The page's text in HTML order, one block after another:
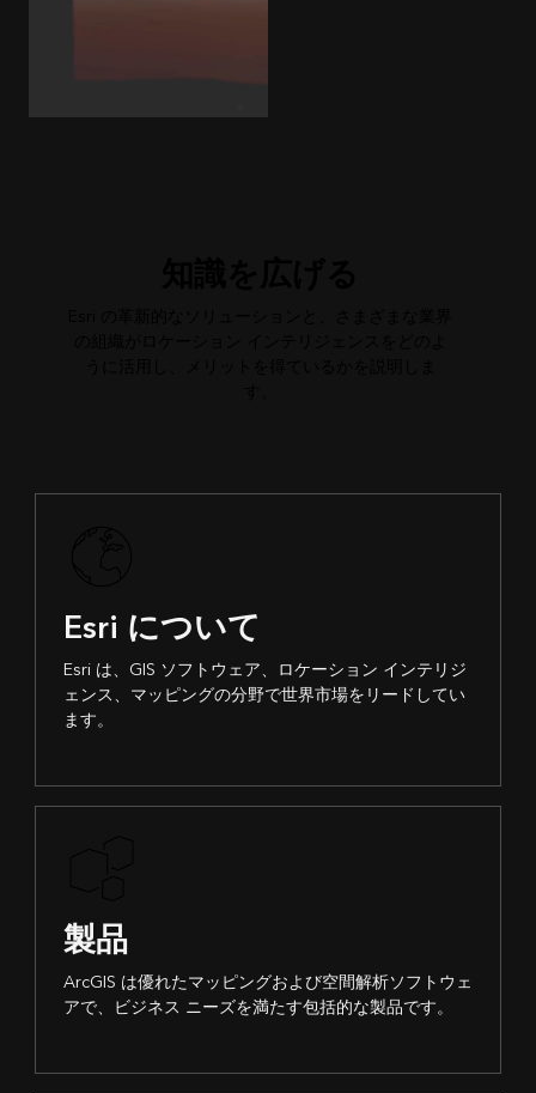
Esri について
Esri は、GIS ソフトウェア、ロケーション インテリジ
ェンス、マッピングの分野で世界市場をリードしてい
ます。
製品
ArcGIS は優れたマッピングおよび空間解析ソフトウェ
アで、ビジネス ニーズを満たす包括的な製品です。